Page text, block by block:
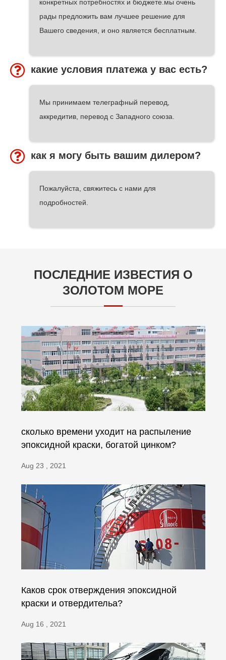
конкретных потребностях и бюджете.мы очень
рады предложить вам лучшее решение для
Вашего сведения, и оно является бесплатным.
какие условия платежа у вас есть?
Мы принимаем телеграфный перевод,
аккредитив, перевод с Западного союза.
как я могу быть вашим дилером?
Пожалуйста, свяжитесь с нами для
подробностей.
ПОСЛЕДНИЕ ИЗВЕСТИЯ О
ЗОЛОТОМ МОРЕ
сколько времени уходит на распыление
эпоксидной краски, богатой цинком?
Aug 23 , 2021
Каков срок отверждения эпоксидной
краски и отвердительа?
Aug 16 , 2021